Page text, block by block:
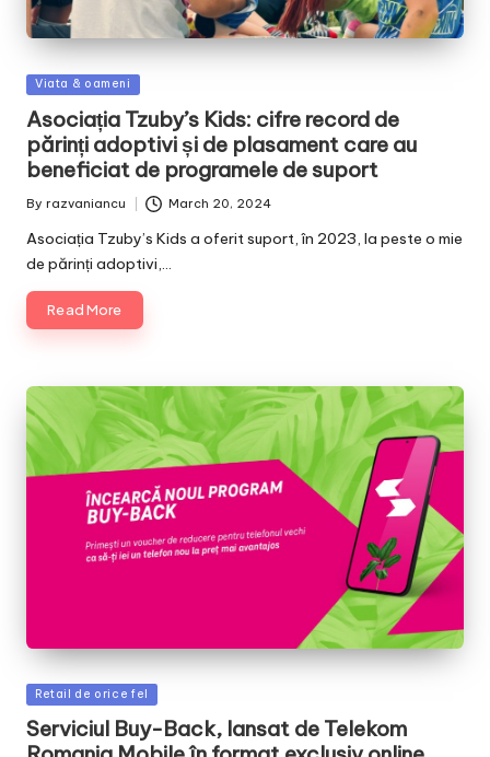
Posted
Viata & oameni
Asociația Tzuby’s Kids: cifre record de
părinți adoptivi și de plasament care au
beneficiat de programele de suport
Posted
By razvaniancu March 20, 2024
Asociația Tzuby’s Kids a oferit suport, în 2023, la peste o mie
de părinți adoptivi,…
Read More
Posted
Retail de orice fel
Serviciul Buy-Back, lansat de Telekom